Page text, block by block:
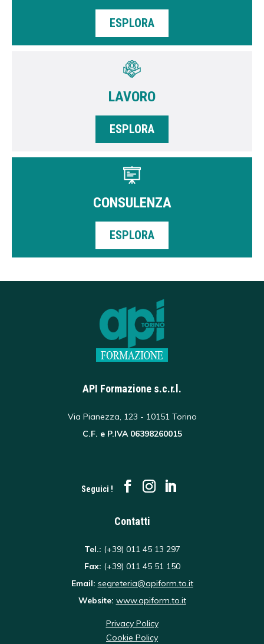
ESPLORA
LAVORO
ESPLORA
CONSULENZA
ESPLORA
API Formazione s.c.r.l.
Via Pianezza, 123 - 10151 Torino
C.F. e P.IVA 06398260015
Seguici !
Contatti
Tel.: (+39) 011 45 13 297
Fax: (+39) 011 45 51 150
Email: segreteria@apiform.to.it
Website: www.apiform.to.it
Privacy Policy
Cookie Policy